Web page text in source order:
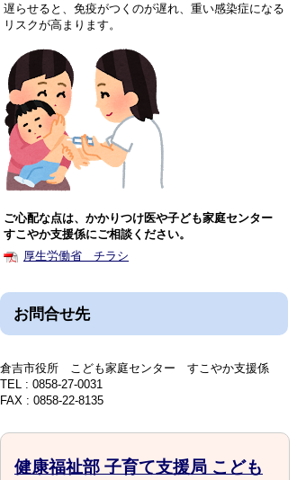
遅らせると、免疫がつくのが遅れ、重い感染症になる
リスクが高まります。
ご心配な点は、かかりつけ医や子ども家庭センター
すこやか支援係にご相談ください。
厚生労働省 チラシ
お問合せ先
倉吉市役所 こども家庭センター すこやか支援係
TEL : 0858-27-0031
FAX : 0858-22-8135
健康福祉部 子育て支援局 こども